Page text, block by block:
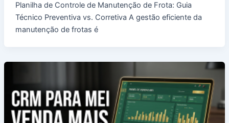
Planilha de Controle de Manutenção de Frota: Guia
Técnico Preventiva vs. Corretiva A gestão eficiente da
manutenção de frotas é